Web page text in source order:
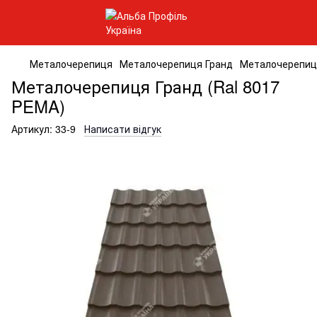
Металочерепиця Металочерепиця Гранд
Металочерепиця Гранд (Ral 8017
PEMA)
Артикул: 33-9 Написати відгук